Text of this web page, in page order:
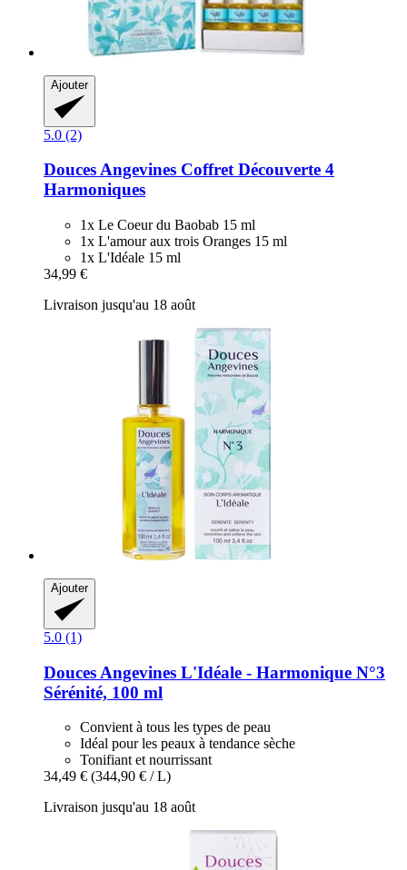
Ajouter
5.0 (2)
Douces Angevines Coffret Découverte 4
Harmoniques
1x Le Coeur du Baobab 15 ml
1x L'amour aux trois Oranges 15 ml
1x L'Idéale 15 ml
34,99 €
Livraison jusqu'au 18 août
Ajouter
5.0 (1)
Douces Angevines L'Idéale -​ Harmonique N°3
Sérénité, 100 ml
Convient à tous les types de peau
Idéal pour les peaux à tendance sèche
Tonifiant et nourrissant
34,49 € (344,90 € / L)
Livraison jusqu'au 18 août